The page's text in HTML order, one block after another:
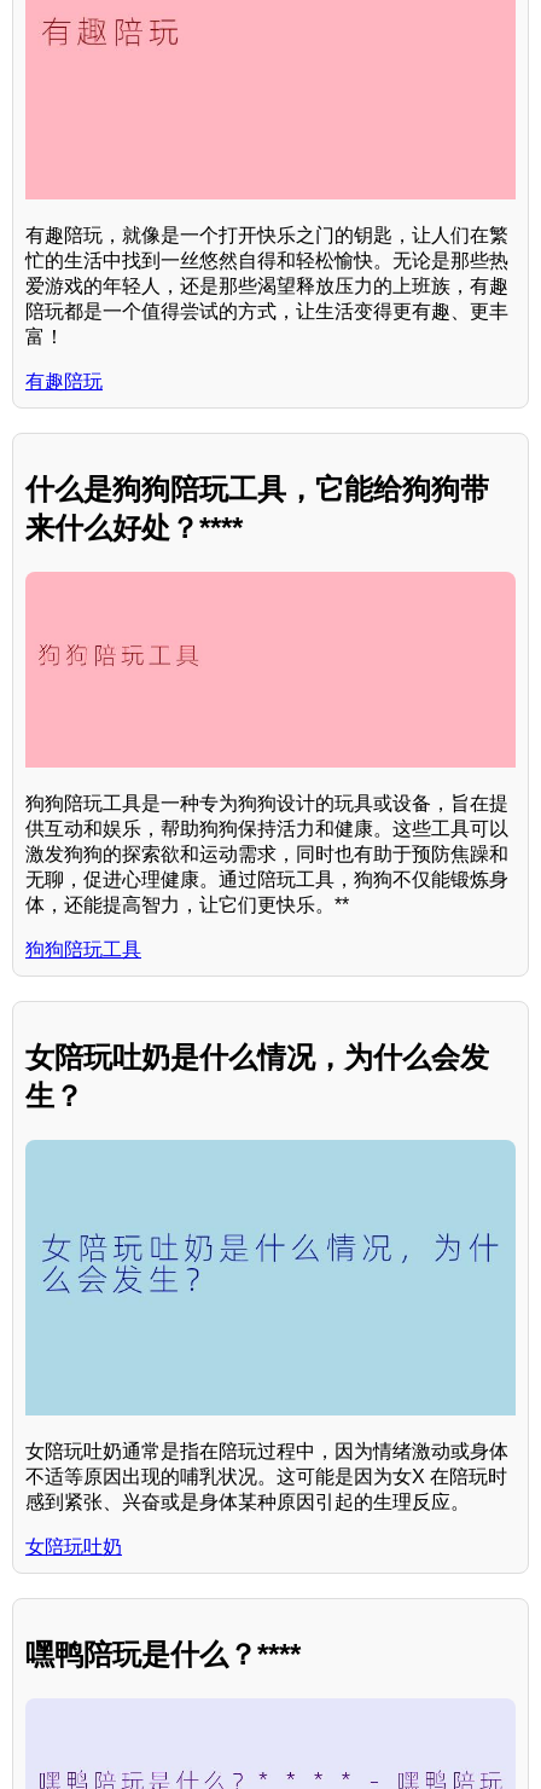
有趣陪玩，就像是一个打开快乐之门的钥匙，让人们在繁
忙的生活中找到一丝悠然自得和轻松愉快。无论是那些热
爱游戏的年轻人，还是那些渴望释放压力的上班族，有趣
陪玩都是一个值得尝试的方式，让生活变得更有趣、更丰
富！
有趣陪玩
什么是狗狗陪玩工具，它能给狗狗带
来什么好处？****
狗狗陪玩工具是一种专为狗狗设计的玩具或设备，旨在提
供互动和娱乐，帮助狗狗保持活力和健康。这些工具可以
激发狗狗的探索欲和运动需求，同时也有助于预防焦躁和
无聊，促进心理健康。通过陪玩工具，狗狗不仅能锻炼身
体，还能提高智力，让它们更快乐。**
狗狗陪玩工具
女陪玩吐奶是什么情况，为什么会发
生？
女陪玩吐奶通常是指在陪玩过程中，因为情绪激动或身体
不适等原因出现的哺乳状况。这可能是因为女X 在陪玩时
感到紧张、兴奋或是身体某种原因引起的生理反应。
女陪玩吐奶
嘿鸭陪玩是什么？****